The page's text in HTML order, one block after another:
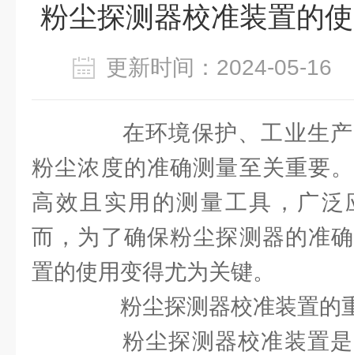
粉尘探测器校准装置的
更新时间：2024-05-
在环境保护、工业生产
粉尘浓度的准确测量至关重要
高效且实用的测量工具，广
而，为了确保粉尘探测器的准
置的使用变得尤为关键。
粉尘探测器校准装置的
粉尘探测器校准装置是